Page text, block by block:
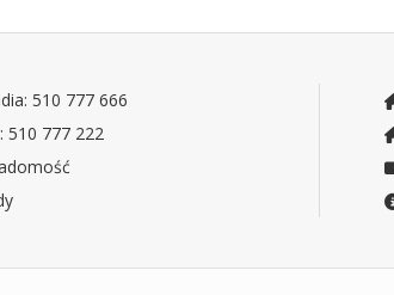
510 777 666
510 777 222